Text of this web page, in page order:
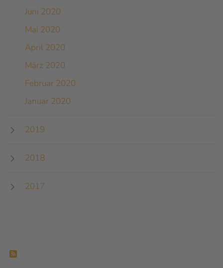
Juni 2020
Mai 2020
April 2020
März 2020
Februar 2020
Januar 2020
2019
2018
2017